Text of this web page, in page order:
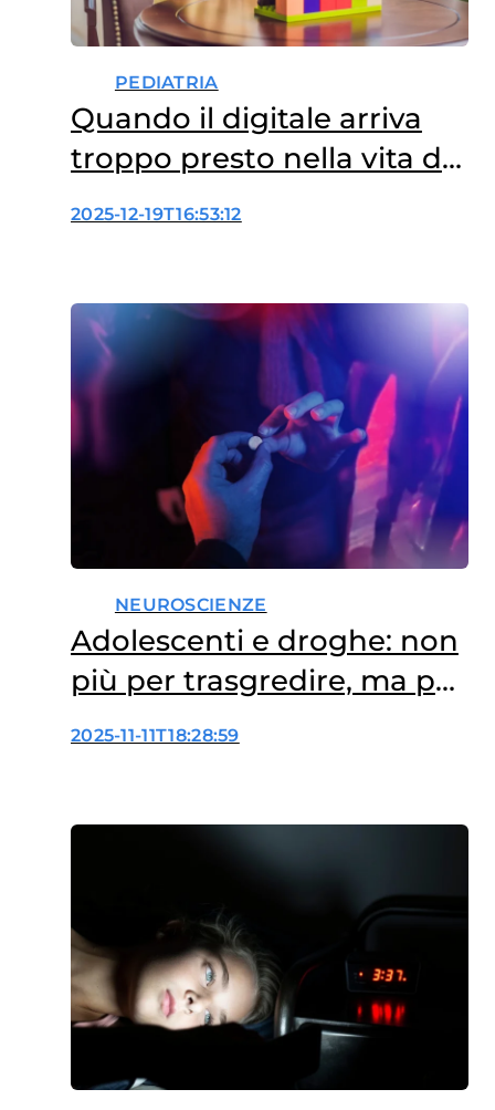
PEDIATRIA
Quando il digitale arriva
troppo presto nella vita dei
bambini
2025-12-19T16:53:12
NEUROSCIENZE
Adolescenti e droghe: non
più per trasgredire, ma per
performare meglio
2025-11-11T18:28:59